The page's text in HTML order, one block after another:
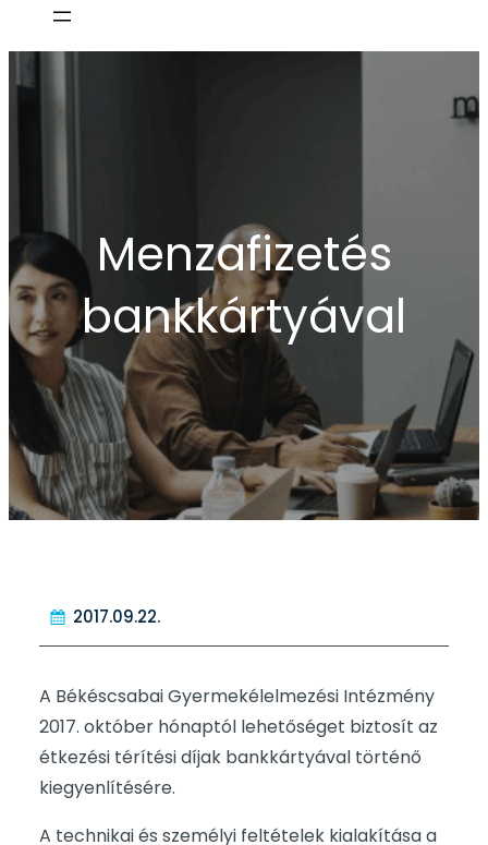
Menzafizetés
bankkártyával
2017.09.22.
A Békéscsabai Gyermekélelmezési Intézmény
2017. október hónaptól lehetőséget biztosít az
étkezési térítési díjak bankkártyával történő
kiegyenlítésére.
A technikai és személyi feltételek kialakítása a